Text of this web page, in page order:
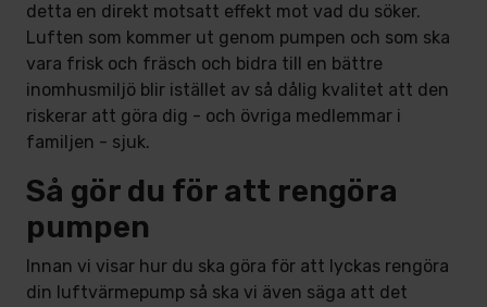
detta en direkt motsatt effekt mot vad du söker.
Luften som kommer ut genom pumpen och som ska
vara frisk och fräsch och bidra till en bättre
inomhusmiljö blir istället av så dålig kvalitet att den
riskerar att göra dig - och övriga medlemmar i
familjen - sjuk.
Så gör du för att rengöra
pumpen
Innan vi visar hur du ska göra för att lyckas rengöra
din luftvärmepump så ska vi även säga att det